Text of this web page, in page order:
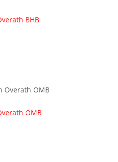
BHB
OMB